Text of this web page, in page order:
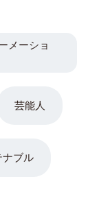
芸能人
ナブル
メーショ